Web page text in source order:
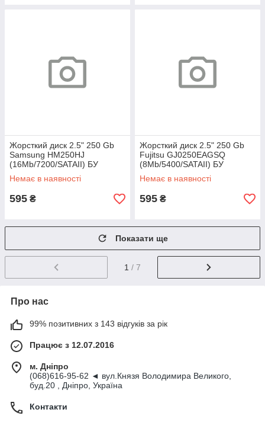
Жорсткий диск 2.5" 250 Gb
Samsung HM250HJ
(16Mb/7200/SATAII) БУ
Немає в наявності
595 ₴
Жорсткий диск 2.5" 250 Gb
Fujitsu GJ0250EAGSQ
(8Mb/5400/SATAII) БУ
Немає в наявності
595 ₴
Показати ще
1 / 7
Про нас
99% позитивних з 143 відгуків за рік
Працює з 12.07.2016
м. Дніпро
(068)616-95-62 ◄ вул.Князя Володимира Великого,
буд.20 , Дніпро, Україна
Контакти